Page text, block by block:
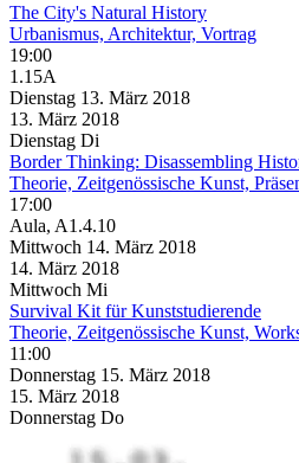
The City's Natural History
Urbanismus, Architektur, Vortrag
19:00
1.15A
Dienstag 13. März 2018
13. März 2018
Dienstag Di
Border Thinking: Disassembling
Theorie, Zeitgenössische Kunst,
17:00
Aula, A1.4.10
Mittwoch 14. März 2018
14. März 2018
Mittwoch Mi
Survival Kit für Kunststudierende
Theorie, Zeitgenössische Kunst,
11:00
Donnerstag 15. März 2018
15. März 2018
Donnerstag Do